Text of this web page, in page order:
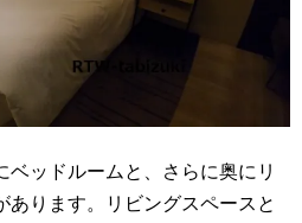
ベッドルームと、さらに奥にリ
あります。リビングスペースと